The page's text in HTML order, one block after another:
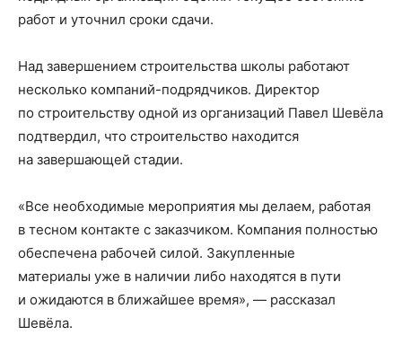
работ и уточнил сроки сдачи.
Над завершением строительства школы работают
несколько компаний-подрядчиков. Директор
по строительству одной из организаций Павел Шевёла
подтвердил, что строительство находится
на завершающей стадии.
«Все необходимые мероприятия мы делаем, работая
в тесном контакте с заказчиком. Компания полностью
обеспечена рабочей силой. Закупленные
материалы уже в наличии либо находятся в пути
и ожидаются в ближайшее время», — рассказал
Шевёла.